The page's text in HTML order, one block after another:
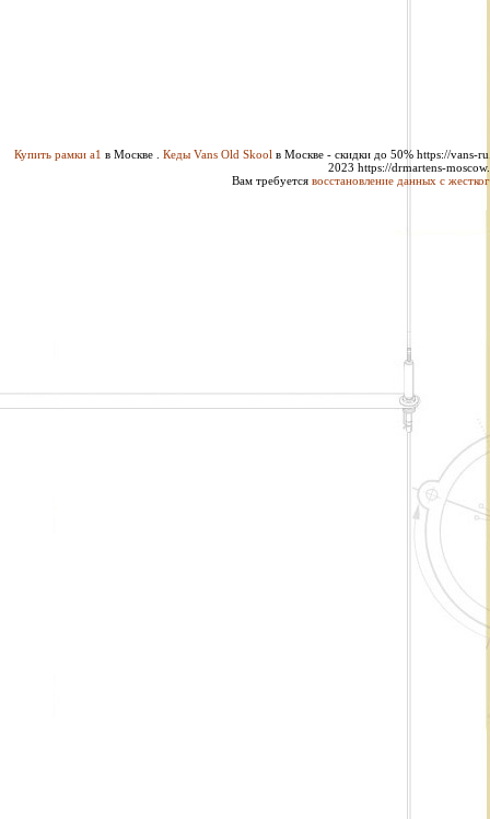
Купить рамки а1 в Москве . Кеды Vans Old Skool в Москве - скидки до 50% https://vans-
2023 https://drmartens-
Вам требуется восстановление данных с